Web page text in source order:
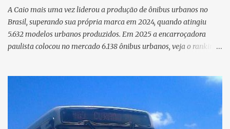
A Caio mais uma vez liderou a produção de ônibus urbanos no
Brasil, superando sua própria marca em 2024, quando atingiu
5.632 modelos urbanos produzidos. Em 2025 a encarroçadora
paulista colocou no mercado 6.138 ônibus urbanos, veja o ranking
Ônibus , a Volare, que não faz parte da associação, fabricou neste
ano, 327 modelos urbanos. O que aconteceu com a Comil ? A Comil